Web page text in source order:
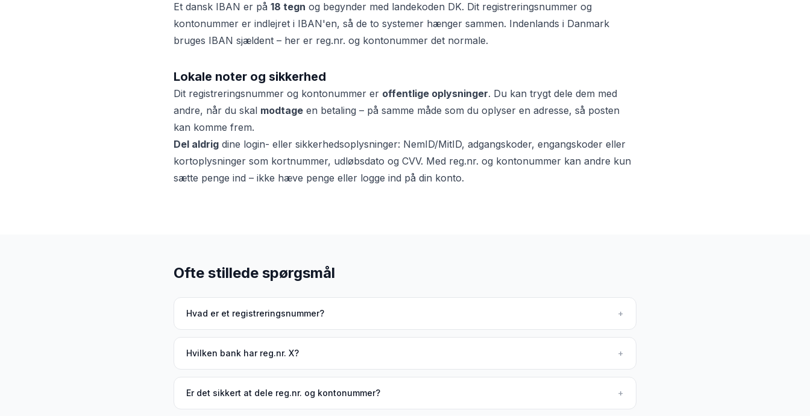
Et dansk IBAN er på 18 tegn og begynder med landekoden DK. Dit registreringsnummer og
kontonummer er indlejret i IBAN'en, så de to systemer hænger sammen. Indenlands i Danmark
bruges IBAN sjældent – her er reg.nr. og kontonummer det normale.
Lokale noter og sikkerhed
Dit registreringsnummer og kontonummer er offentlige oplysninger. Du kan trygt dele dem med
andre, når du skal modtage en betaling – på samme måde som du oplyser en adresse, så posten
kan komme frem.
Del aldrig dine login- eller sikkerhedsoplysninger: NemID/MitID, adgangskoder, engangskoder eller
kortoplysninger som kortnummer, udløbsdato og CVV. Med reg.nr. og kontonummer kan andre kun
sætte penge ind – ikke hæve penge eller logge ind på din konto.
Ofte stillede spørgsmål
Hvad er et registreringsnummer? +
Hvilken bank har reg.nr. X? +
Er det sikkert at dele reg.nr. og kontonummer? +